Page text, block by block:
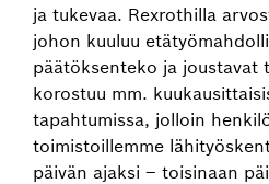
ja tukevaa. Rexrothilla
johon kuuluu
päätöksenteko ja joustavat
korostuu mm.
tapahtumissa, jolloin
toimistoillemme
päivän ajaksi – toisinaan